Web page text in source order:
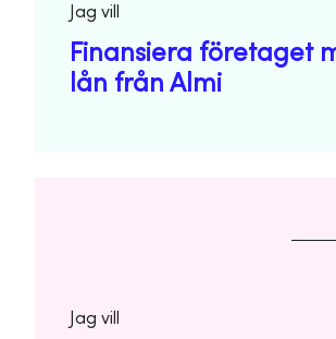
Jag vill
Finansiera företaget
lån från Almi
Jag vill